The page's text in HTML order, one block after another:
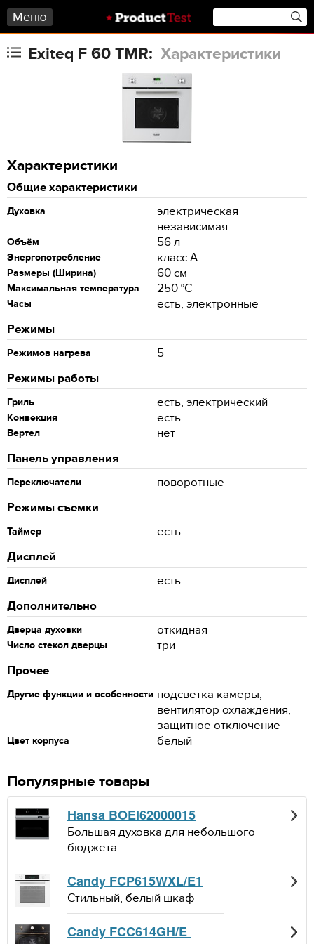
Меню
Exiteq F 60 TMR: Характеристики
Характеристики
Общие характеристики
Духовка
электрическая
независимая
Объём 56 л
Энергопотребление класс A
Размеры (Ширина) 60 см
Максимальная температура 250 °С
Часы
есть, электронные
Режимы
Режимов нагрева
5
Режимы работы
Гриль есть, электрический
Конвекция есть
Вертел
нет
Панель управления
Переключатели
поворотные
Режимы съемки
Таймер
есть
Дисплей
Дисплей
есть
Дополнительно
Дверца духовки откидная
Число стекол дверцы
три
Прочее
Другие функции и особенности подсветка камеры,
вентилятор охлаждения,
защитное отключение
Цвет корпуса белый
Популярные товары
Hansa BOEI62000015
Большая духовка для небольшого
бюджета.
Candy FCP615WXL/E1
Стильный, белый шкаф
Candy FCC614GH/E